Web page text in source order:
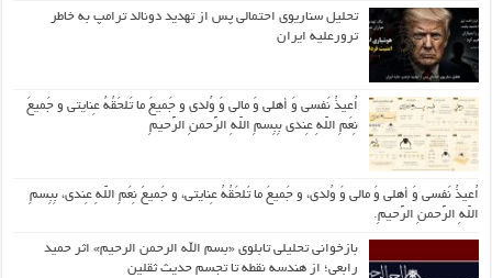
تحلیل سناریوی احتمالی پس از تهدید دونالد ترامپ به خاطر
ترورعلیه ایران
اُعیذُ نَفسی وَ أهلی وَ مالی وَ وُلدی و جَمیعَ ما تَلحَقُهُ عِنایتی و جَمیعَ
نِعَمِ اللّهِ عِندی بِبِسمِ اللّهِ الرَّحمنِ الرَّحیمِ
اُعیذُ نَفسی وَ أهلی وَ مالی وَ وُلدی، و جَمیعَ ما تَلحَقُهُ عِنایتی، و جَمیعَ نِعَمِ اللّهِ عِندی، بِبِسمِ
اللّهِ الرَّحمنِ الرَّحیمِ.
بازخوانی تحلیلی تابلوی «بسم الله الرحمن الرحیم» اثر حمید
رابعی؛ از هندسه نقطه تا تجسم حدیث ثقلین